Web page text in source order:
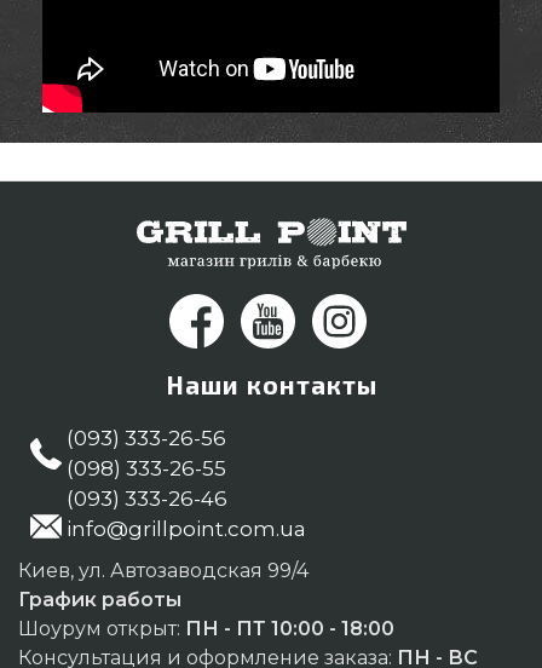
Наши контакты
(093) 333-26-56
(098) 333-26-55
(093) 333-26-46
info@grillpoint.com.ua
Киев, ул. Автозаводская 99/4
График работы
Шоурум открыт: ПН - ПТ 10:00 - 18:00
Консультация и оформление заказа: ПН - ВС